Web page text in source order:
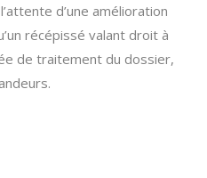
d’une amélioration
récépissé valant droit à
de traitement du dossier,